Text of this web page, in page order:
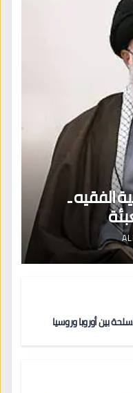
الفقيه ـ
بين أوروبا وروسيا